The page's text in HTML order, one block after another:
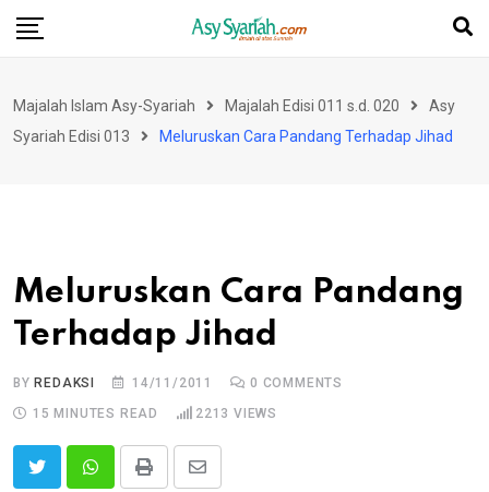
Skip
Majalah Islam Asy-Syariah Majalah Edisi 011 s.d. 020
Asy
Syariah Edisi 013
Meluruskan Cara Pandang Terhadap Jihad
Meluruskan Cara Pandang
Terhadap Jihad
BYREDAKSI 14/11/2011 0 COMMENTS
15 MINUTES READ
2213 VIEWS
Print
Share